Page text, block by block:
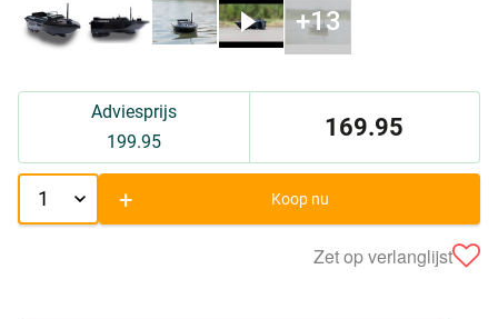
Adviesprijs
199.95
169.95
+ Koop nu
Zet op verlanglijst